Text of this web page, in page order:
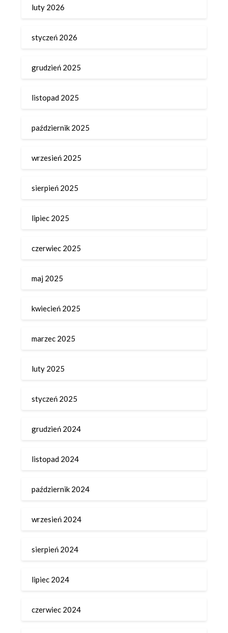
luty 2026
styczeń 2026
grudzień 2025
listopad 2025
październik 2025
wrzesień 2025
sierpień 2025
lipiec 2025
czerwiec 2025
maj 2025
kwiecień 2025
marzec 2025
luty 2025
styczeń 2025
grudzień 2024
listopad 2024
październik 2024
wrzesień 2024
sierpień 2024
lipiec 2024
czerwiec 2024